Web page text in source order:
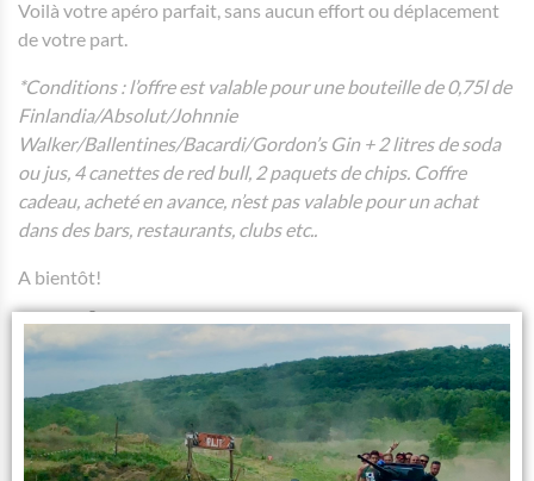
Voilà votre apéro parfait, sans aucun effort ou déplacement
de votre part.
*Conditions : l’offre est valable pour une bouteille de 0,75l de
Finlandia/Absolut/Johnnie
Walker/Ballentines/Bacardi/Gordon’s Gin + 2 litres de soda
ou jus, 4 canettes de red bull, 2 paquets de chips. Coffre
cadeau, acheté en avance, n’est pas valable pour un achat
dans des bars, restaurants, clubs etc..
A bientôt!
Facebook
Instagram
TikTok
MailWhatsApp